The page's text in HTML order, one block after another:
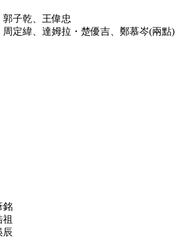
子乾、王偉忠
緯、達姆拉・楚優吉、鄭慕岑(兩點)
逸君
銘
辰